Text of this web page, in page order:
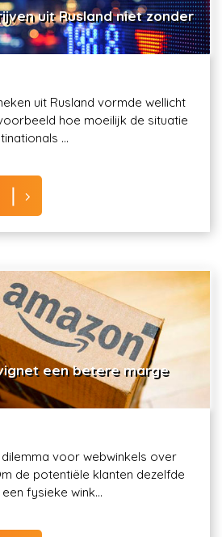
uit Rusland niet zonder
uit Rusland vormde wellicht
hoe moeilijk de situatie
...
een betere marge
voor webwinkels over
de potentiële klanten dezelfde
fysieke wink...